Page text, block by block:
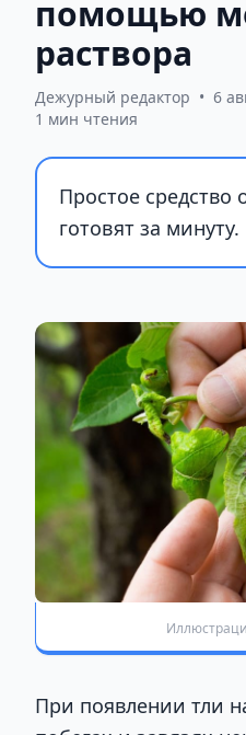
помощью
раствора
Дежурный редактор • 6
1 мин чтения
Простое средство
готовят за минуту.
При появлении тли